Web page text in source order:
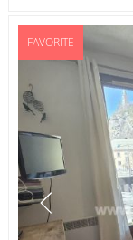
FAVORITE